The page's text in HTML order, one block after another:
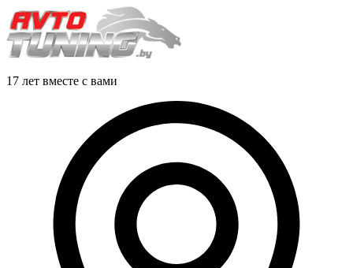
17 лет вместе с вами